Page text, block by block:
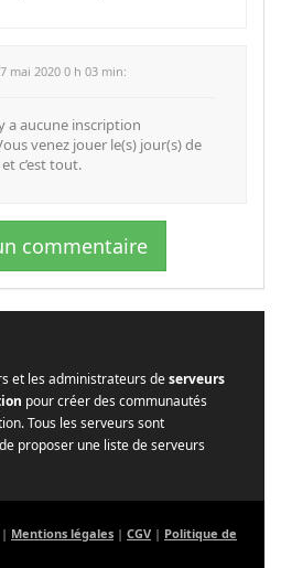
mai 2020 0 h 03 min:
a aucune inscription
venez jouer le(s) jour(s) de
c’est tout.
commentaire
et les administrateurs deserveurs
pour créer des communautés
Tous les serveurs sont
proposer une liste de serveurs
| Mentions légales | CGV | Politique de